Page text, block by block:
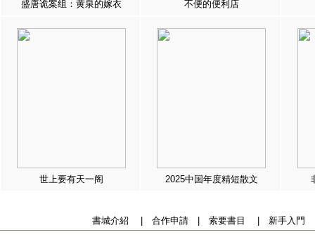
盛唐诡案组：黄泉的嫁衣 不便的便利店
世上要有天一阁 2025中国年度精短散文
書城介紹 合作申請| 索要書目 新手入門